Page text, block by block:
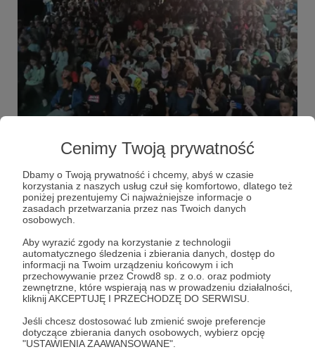
Cenimy Twoją prywatność
Dbamy o Twoją prywatność i chcemy, abyś w czasie
korzystania z naszych usług czuł się komfortowo, dlatego też
poniżej prezentujemy Ci najważniejsze informacje o
zasadach przetwarzania przez nas Twoich danych
osobowych.
Aby wyrazić zgody na korzystanie z technologii
automatycznego śledzenia i zbierania danych, dostęp do
informacji na Twoim urządzeniu końcowym i ich
przechowywanie przez Crowd8 sp. z o.o. oraz podmioty
zewnętrzne, które wspierają nas w prowadzeniu działalności,
kliknij AKCEPTUJĘ I PRZECHODZĘ DO SERWISU.
Jeśli chcesz dostosować lub zmienić swoje preferencje
dotyczące zbierania danych osobowych, wybierz opcję
"USTAWIENIA ZAAWANSOWANE".
Rozliczenie za czerwiec
Dzięki Wam: 7 akcji, 850 osób, przekazane ponad 9600 zł!
pomaganie ksiądz wiara +1